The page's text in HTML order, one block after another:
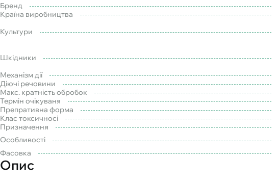
Бренд
Країна виробництва
Культури
Шкідники
Механізм дії
Діючі речовини
Макс. кратність обробок
Термін очікуваня
Препративна форма
Клас токсичносі
Призначення
Особливості
Фасовка
Опис